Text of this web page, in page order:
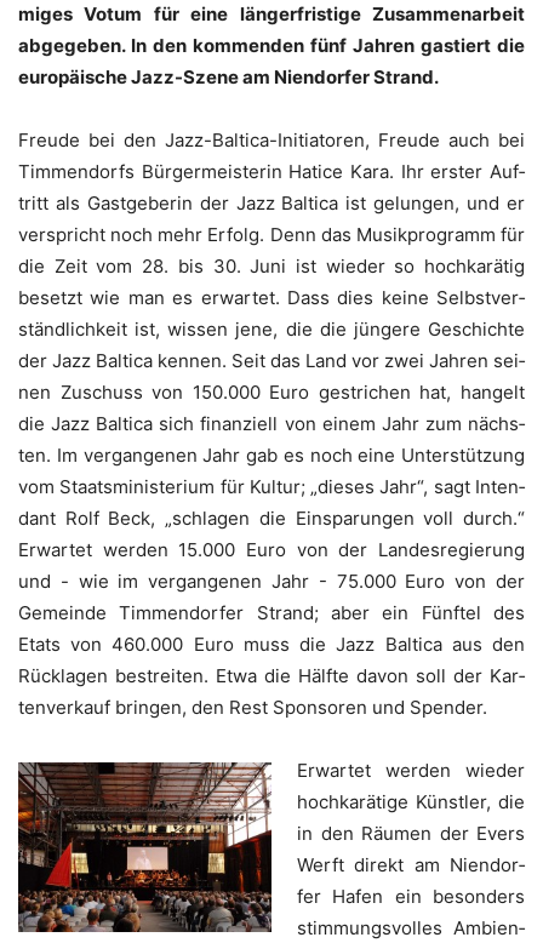
mi­ges Votum für eine län­ger­fris­ti­ge Zusam­men­ar­beit
abge­ge­ben. In den kom­men­den fünf Jah­ren gas­tiert die
euro­päi­sche Jazz-Sze­ne am Nien­dor­fer Strand.
Freu­de bei den Jazz-Bal­ti­ca-Initia­to­ren, Freu­de auch bei
Tim­men­dorfs Bür­ger­meis­te­rin Hati­ce Kara. Ihr ers­ter Auf­
tritt als Gast­ge­be­rin der Jazz Bal­ti­ca ist gelun­gen, und er
ver­spricht noch mehr Erfolg. Denn das Musik­pro­gramm für
die Zeit vom 28. bis 30. Juni ist wie­der so hoch­ka­rä­tig
besetzt wie man es erwar­tet. Dass dies kei­ne Selbst­ver­
ständ­lich­keit ist, wis­sen jene, die die jün­ge­re Geschich­te
der Jazz Bal­ti­ca ken­nen. Seit das Land vor zwei Jah­ren sei­
nen Zuschuss von 150.000 Euro gestri­chen hat, han­gelt
die Jazz Bal­ti­ca sich finan­zi­ell von einem Jahr zum nächs­
ten. Im ver­gan­ge­nen Jahr gab es noch eine Unter­stüt­zung
vom Staats­mi­nis­te­ri­um für Kul­tur; „die­ses Jahr“, sagt Inten­
dant Rolf Beck, „schla­gen die Ein­spa­run­gen voll durch.“
Erwar­tet wer­den 15.000 Euro von der Lan­des­re­gie­rung
und - wie im ver­gan­ge­nen Jahr - 75.000 Euro von der
Gemein­de Tim­men­dor­fer Strand; aber ein Fünf­tel des
Etats von 460.000 Euro muss die Jazz Bal­ti­ca aus den
Rück­la­gen bestrei­ten. Etwa die Hälf­te davon soll der Kar­
ten­ver­kauf brin­gen, den Rest Spon­so­ren und Spender.
Erwar­tet wer­den wie­der
hoch­ka­rä­ti­ge Künst­ler, die
in den Räu­men der Evers
Werft direkt am Nien­dor­
fer Hafen ein beson­ders
stim­mungs­vol­les Ambi­en­